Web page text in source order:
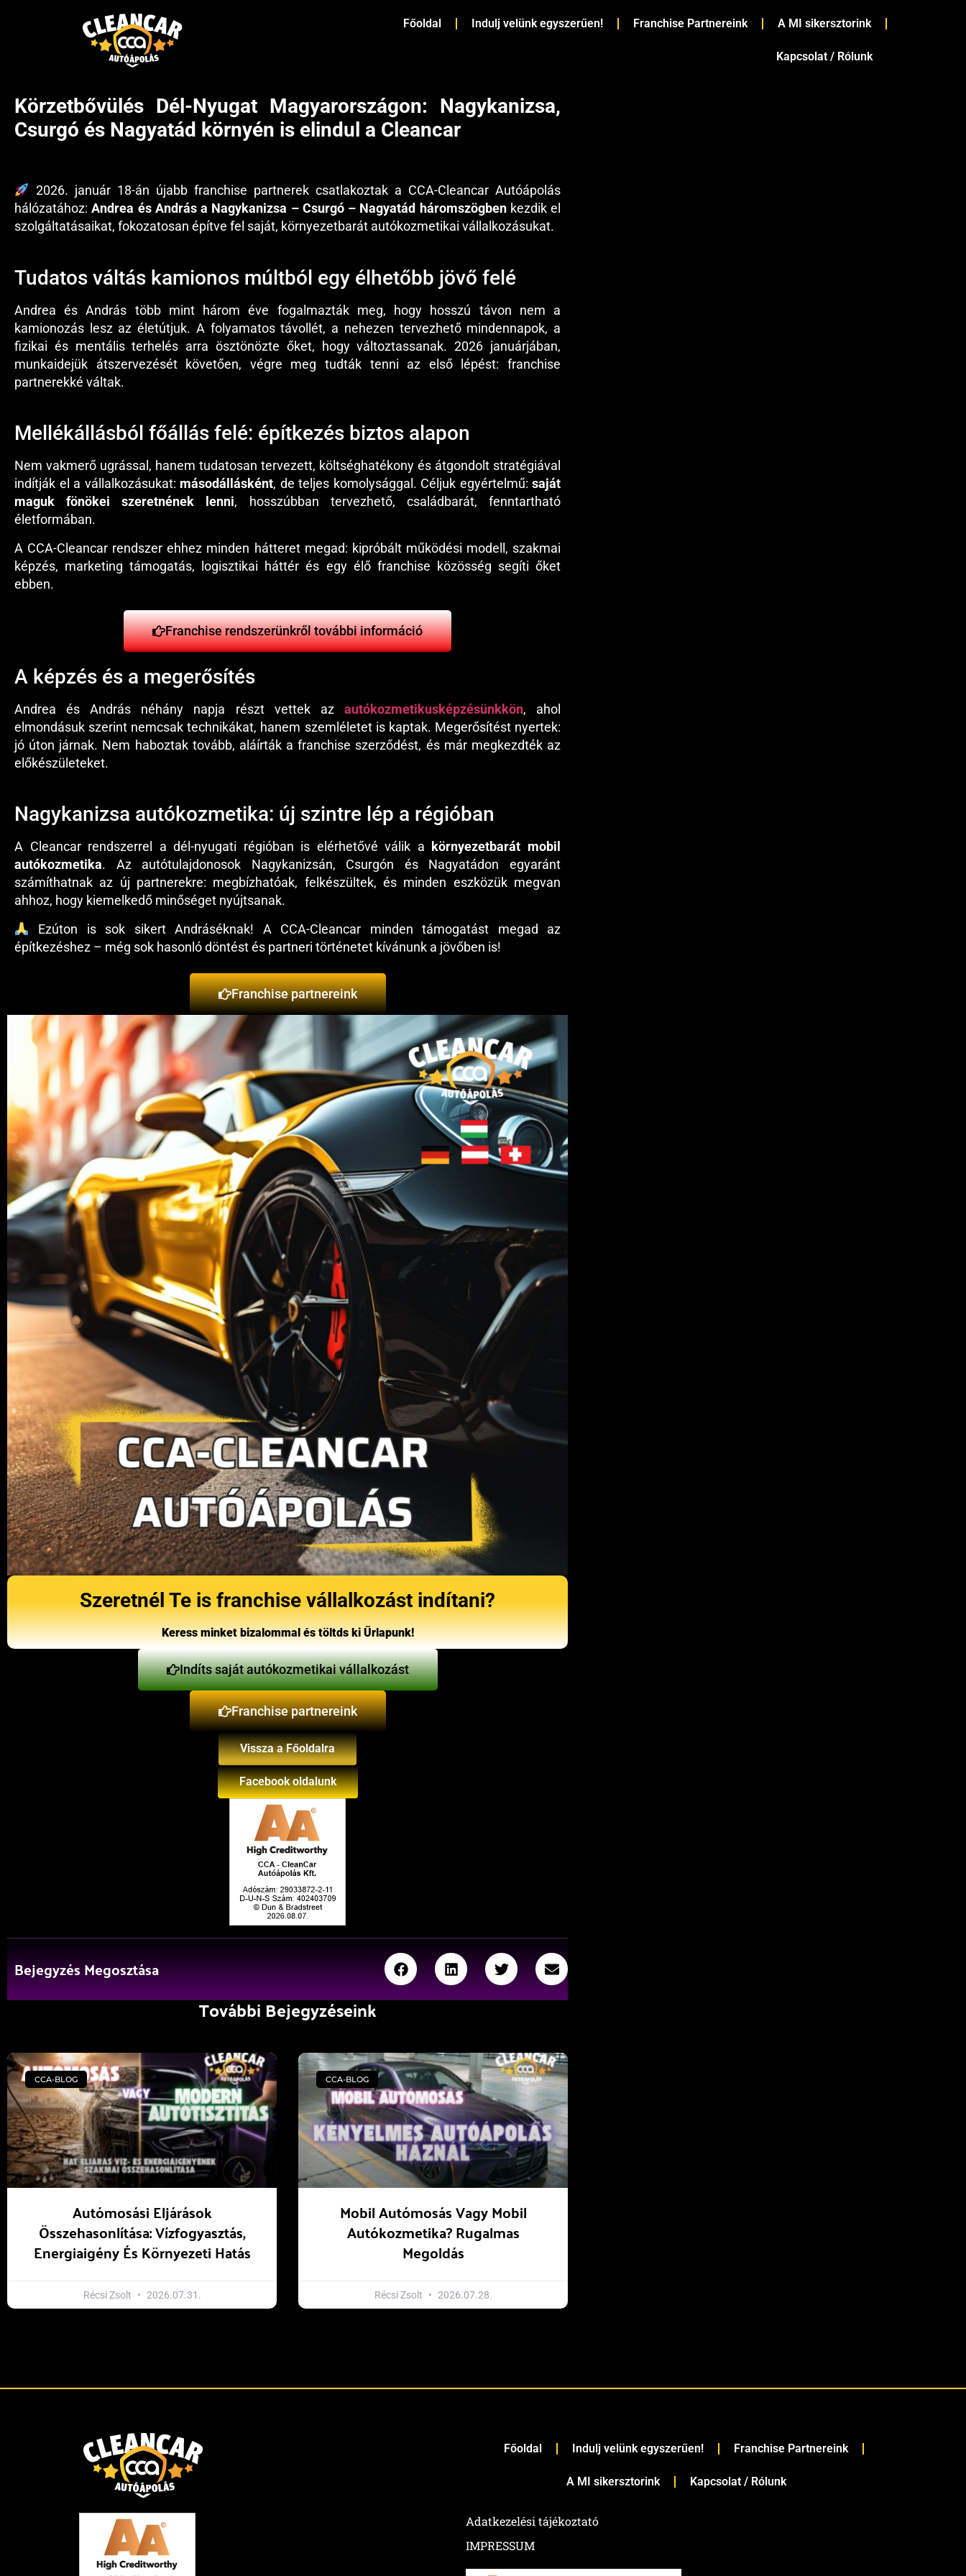
Főoldal Indulj velünk egyszerűen! Franchise Partnereink A MI sikersztorink
Kapcsolat / Rólunk
ELŐZŐ
Újabb partner csatlakozott hozzánk: Bicskén is környékén hamarosan jön a CCA-Cleancar!
Körzetbővülés Dél-Nyugat Magyarországon: Nagykanizsa,
Csurgó és Nagyatád környén is elindul a Cleancar
2026. január 18-án újabb franchise partnerek csatlakoztak a CCA-Cleancar Autóápolás
hálózatához:Andrea és András a Nagykanizsa – Csurgó – Nagyatád háromszögbenkezdik el
szolgáltatásaikat, fokozatosan építve fel saját, környezetbarát autókozmetikai vállalkozásukat.
Tudatos váltás kamionos múltból egy élhetőbb jövő felé
Andrea és András több mint három éve fogalmazták meg, hogy hosszú távon nem a
kamionozás lesz az életútjuk. A folyamatos távollét, a nehezen tervezhető mindennapok, a
fizikai és mentális terhelés arra ösztönözte őket, hogy változtassanak. 2026 januárjában,
munkaidejük átszervezését követően, végre meg tudták tenni az első lépést: franchise
partnerekké váltak.
Mellékállásból főállás felé: építkezés biztos alapon
Nem vakmerő ugrással, hanem tudatosan tervezett, költséghatékony és átgondolt stratégiával
indítják el a vállalkozásukat: másodállásként, de teljes komolysággal. Céljuk egyértelmű: saját
maguk fönökei szeretnének lenni, hosszúbban tervezhető, családbarát, fenntartható
életformában.
A CCA-Cleancar rendszer ehhez minden hátteret megad: kipróbált működési modell, szakmai
képzés, marketing támogatás, logisztikai háttér és egy élő franchise közösség segíti őket
ebben.
Franchise rendszerünkről további információ
A képzés és a megerősítés
Andrea és András néhány napja részt vettek az autókozmetikusképzésünkkön, ahol
elmondásuk szerint nemcsak technikákat, hanem szemléletet is kaptak. Megerősítést nyertek:
jó úton járnak. Nem haboztak tovább, aláírták a franchise szerződést, és már megkezdték az
előkészületeket.
Nagykanizsa autókozmetika: új szintre lép a régióban
A Cleancar rendszerrel a dél-nyugati régióban is elérhetővé válik a
környezetbarát mobil
autókozmetika. Az autótulajdonosok Nagykanizsán, Csurgón és Nagyatádon egyaránt
számíthatnak az új partnerekre: megbízhatóak, felkészültek, és minden eszközük megvan
ahhoz, hogy kiemelkedő minőséget nyújtsanak.
Ezúton is sok sikert Andráséknak! A CCA-Cleancar minden támogatást megad az
építkezéshez – még sok hasonló döntést és partneri történetet kívánunk a jövőben is!
Franchise partnereink
Szeretnél Te is franchise vállalkozást indítani?
Keress minket bizalommal és töltds ki Űrlapunk!
Indíts saját autókozmetikai vállalkozást
Franchise partnereink
Vissza a Főoldalra
Facebook oldalunk
Bejegyzés Megosztása
További Bejegyzéseink
CCA-BLOG
Autómosási Eljárások
Összehasonlítása: Vízfogyasztás,
Energiaigény És Környezeti Hatás
Récsi Zsolt 2026.07.31.
CCA-BLOG
Mobil Autómosás Vagy Mobil
Autókozmetika? Rugalmas
Megoldás
Récsi Zsolt 2026.07.28.
Főoldal Indulj velünk egyszerűen! Franchise Partnereink
A MI sikersztorink Kapcsolat / Rólunk
Adatkezelési tájékoztató
IMPRESSUM